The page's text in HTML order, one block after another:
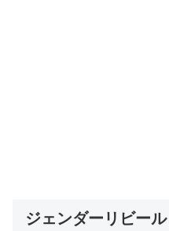
ジェンダーリビー